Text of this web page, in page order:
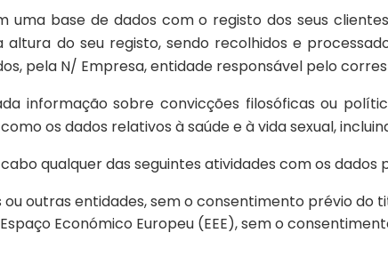
uma base de dados com o registo dos seus
do seu registo, sendo recolhidos e
pela N/ Empresa, entidade responsável pelo
informação sobre convicções filosóficas ou
os dados relativos à saúde e à vida sexual,
qualquer das seguintes atividades com os
outras entidades, sem o consentimento prévio do
Económico Europeu (EEE), sem o